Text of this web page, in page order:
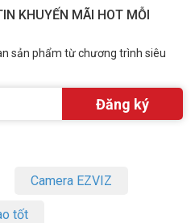
KHUYẾN MÃI HOT MỖI
sản phẩm từ chương trình siêu
Camera EZVIZ
tốt